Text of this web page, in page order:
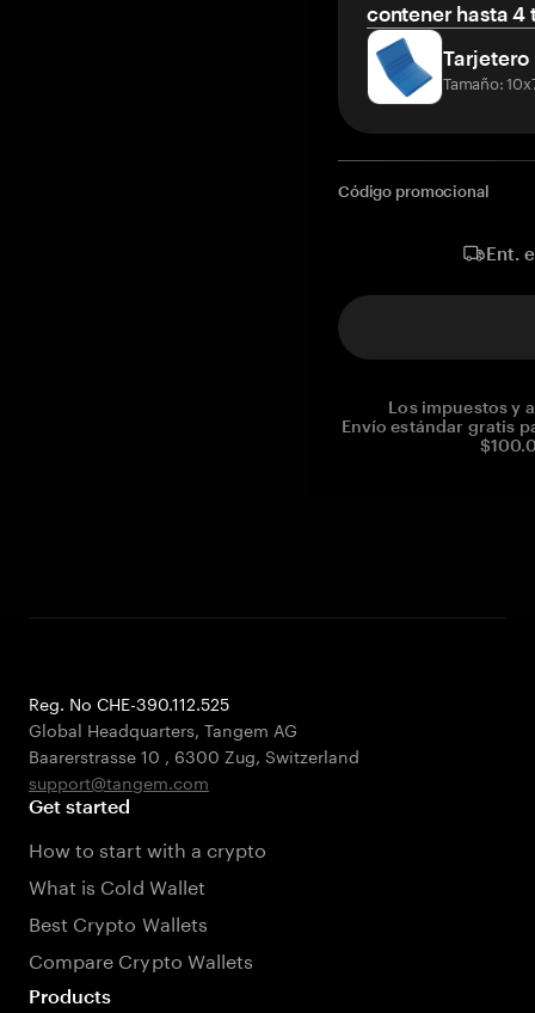
contener hasta 4
Tarjetero
Tamaño:
Código promocional
Ent.
Los impuestos y
Envío estándar gratis
Reg. No CHE-390.112.525
Global Headquarters, Tangem AG
Baarerstrasse 10 , 6300 Zug, Switzerland
support@tangem.com
Get started
How to start with a crypto
What is Cold Wallet
Best Crypto Wallets
Compare Crypto Wallets
Products